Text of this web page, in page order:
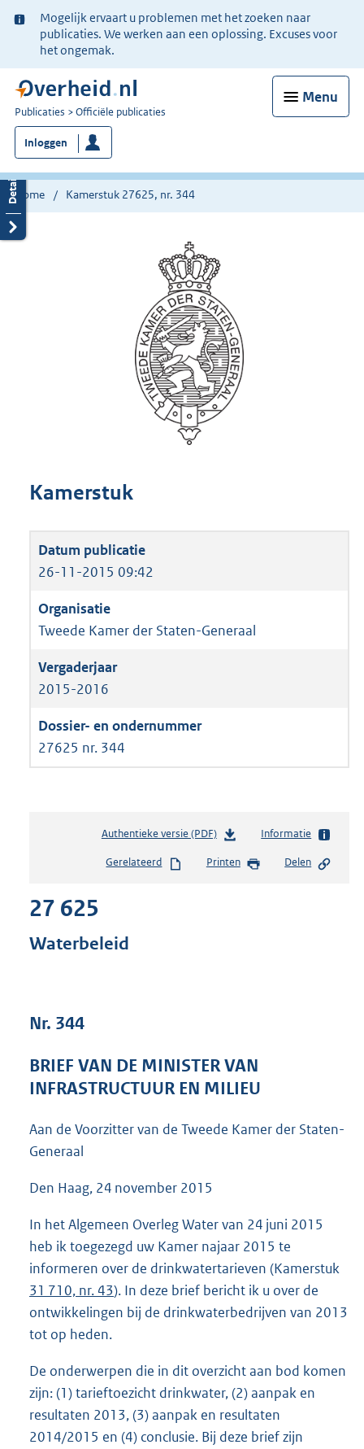
Ter
informatie:
Mogelijk ervaart u problemen met het zoeken naar
publicaties. We werken aan een oplossing. Excuses voor
het ongemak.
Menu
U
bent
nu
hier:
Publicaties Officiële publicaties
Inloggen
Home Kamerstuk 27625, nr. 344
Kamerstuk
26-11-2015 09:42
Tweede Kamer der Staten-Generaal
2015-2016
27625 nr. 344
Authentieke versie (PDF)b
s
e
:
3
Informatie
Gerelateerd Printen Delen
27 625
Waterbeleid
Nr. 344
BRIEF VAN DE MINISTER VAN
INFRASTRUCTUUR EN MILIEU
Aan de Voorzitter van de Tweede Kamer der Staten-
Generaal
Den Haag, 24 november 2015
In het Algemeen Overleg Water van 24 juni 2015
heb ik toegezegd uw Kamer najaar 2015 te
informeren over de drinkwatertarieven (Kamerstuk
31 710, nr. 43). In deze brief bericht ik u over de
ontwikkelingen bij de drinkwaterbedrijven van 2013
tot op heden.
De onderwerpen die in dit overzicht aan bod komen
zijn: (1) tarieftoezicht drinkwater, (2) aanpak en
resultaten 2013, (3) aanpak en resultaten
2014/2015 en (4) conclusie. Bij deze brief zijn